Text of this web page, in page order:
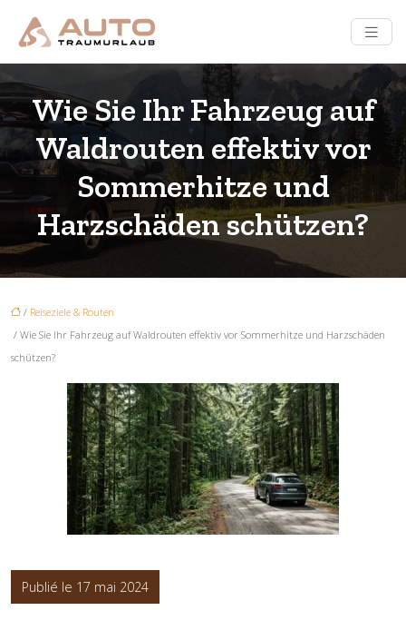
Wie Sie Ihr Fahrzeug auf
Waldrouten effektiv vor
Sommerhitze und
Harzschäden schützen?
/ Reiseziele & Routen
/ Wie Sie Ihr Fahrzeug auf Waldrouten effektiv vor Sommerhitze und Harzschäden
schützen?
Publié le 17 mai 2024